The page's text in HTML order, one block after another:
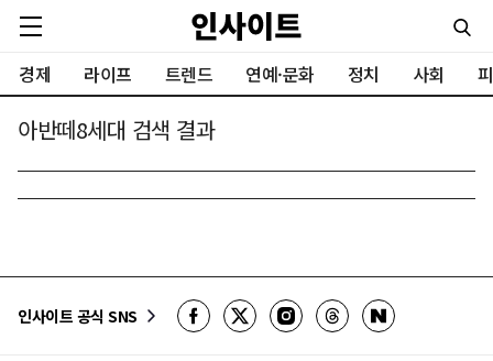
경제 라이프 트렌드 연예·문화 정치 사회
아반떼8세대 검색 결과
인사이트 공식 SNS